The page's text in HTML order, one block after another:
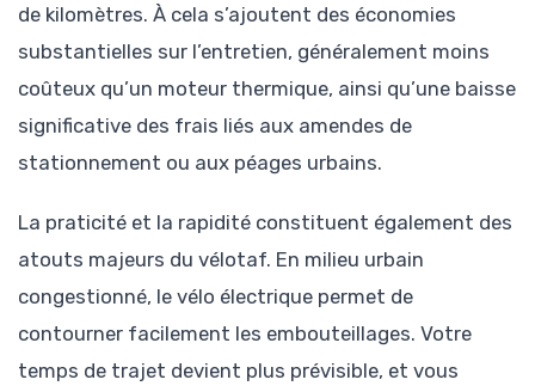
de kilomètres. À cela s’ajoutent des économies
substantielles sur l’entretien, généralement moins
coûteux qu’un moteur thermique, ainsi qu’une baisse
significative des frais liés aux amendes de
stationnement ou aux péages urbains.
La praticité et la rapidité constituent également des
atouts majeurs du vélotaf. En milieu urbain
congestionné, le vélo électrique permet de
contourner facilement les embouteillages. Votre
temps de trajet devient plus prévisible, et vous